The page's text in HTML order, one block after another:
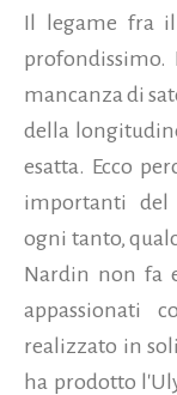
Il legame fra
profondissimo.
mancanza di
della
esatta. Ecco
importanti del
ogni tanto,
Nardin non fa
appassionati
realizzato in
ha prodotto